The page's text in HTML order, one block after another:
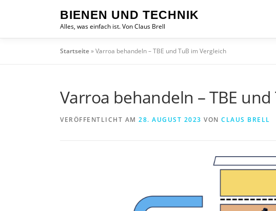
BIENEN UND TECHNIK
Alles, was einfach ist. Von Claus Brell
Startseite»Varroa behandeln – TBE und TuB im Vergleich
Varroa behandeln – TBE
VERÖFFENTLICHT AM 28. AUGUST 2023 VON CLAUS BRELL